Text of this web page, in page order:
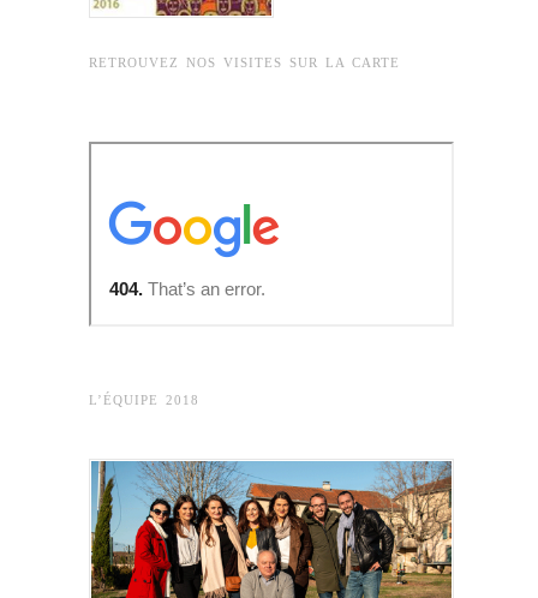
RETROUVEZ NOS VISITES SUR LA CARTE
L’ÉQUIPE 2018